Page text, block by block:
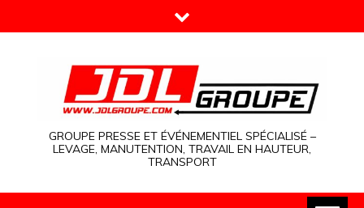
to
GROUPE PRESSE ET ÉVÉNEMENTIEL SPÉCIALISÉ –
LEVAGE, MANUTENTION, TRAVAIL EN HAUTEUR,
TRANSPORT